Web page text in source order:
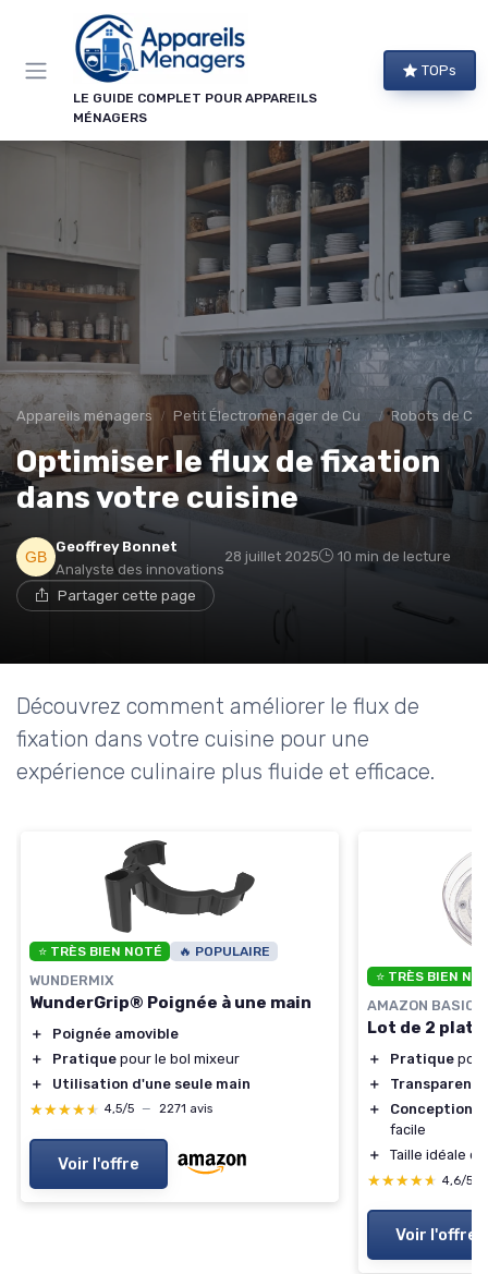
LE GUIDE COMPLET POUR APPAREILS
MÉNAGERS
TOPs
Appareils ménagers Petit Électroménager de Cuisine Robots de
Optimiser le flux de fixation
dans votre cuisine
Geoffrey Bonnet
Analyste des innovations
28 juillet 2025 10 min de lecture
Partager cette page
Découvrez comment améliorer le flux de
fixation dans votre cuisine pour une
expérience culinaire plus fluide et efficace.
⭐ TRÈS BIEN NOTÉ 🔥 POPULAIRE
WUNDERMIX
WunderGrip® Poignée à une main
＋
Poignée amovible
＋
Pratique pour le bol mixeur
＋
Utilisation d'une seule main
★★★★★
★★★★★ 4,5/5 — 2271 avis
Voir l'offre
⭐ TRÈS BIEN
AMAZON BASICS
Lot de 2
＋ Pratique
＋
Transparent
＋
Conception
facile
＋
Taille idéale
★★★★★
★★★★★ 4,6/5
Voir l'offre
Panneau de gestion des cookies